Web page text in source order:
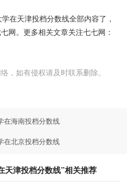
在天津投档分数线全部内容了，
网。更多相关文章关注七七网：
，如有侵权请及时联系删除。
在海南投档分数线
在北京投档分数线
天津投档分数线”相关推荐